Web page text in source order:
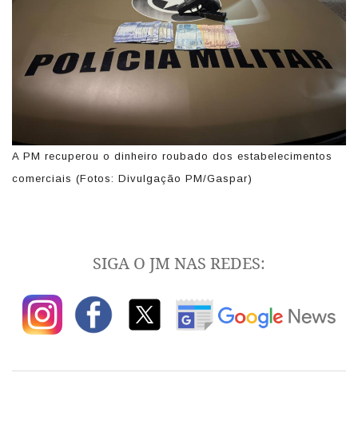
A PM recuperou o dinheiro roubado dos estabelecimentos
comerciais (Fotos: Divulgação PM/Gaspar)
SIGA O JM NAS REDES: